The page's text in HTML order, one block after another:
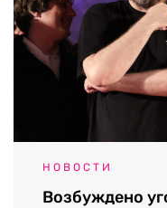
НОВОСТИ
Возбуждено